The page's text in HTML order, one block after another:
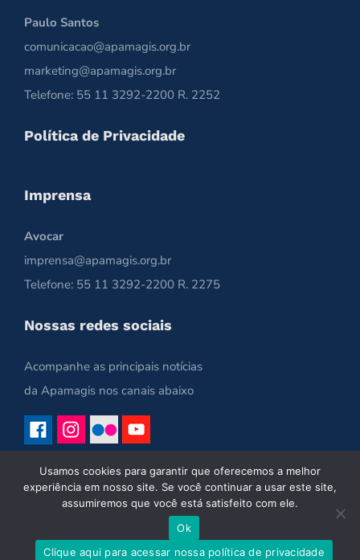
Paulo Santos
comunicacao@apamagis.org.br
marketing@apamagis.org.br
Telefone: 55 11 3292-2200 R. 2252
Política de Privacidade
Imprensa
Avocar
imprensa@apamagis.org.br
Telefone: 55 11 3292-2200 R. 2275
Nossas redes sociais
Acompanhe as principais notícias
da Apamagis nos canais abaixo
Copyright 2021 | Apamagis | Todos os Direitos Reservados
Usamos cookies para garantir que oferecemos a melhor
experiência em nosso site. Se você continuar a usar este site,
assumiremos que você está satisfeito com ele.
Ok
Clique aqui para acessar nossa política de privacidade